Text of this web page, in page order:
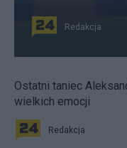
Redakcja
Ostatni taniec
wielkich emocji
Redakcja